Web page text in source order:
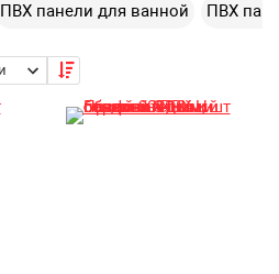
ПВХ панели для ванной ПВХ